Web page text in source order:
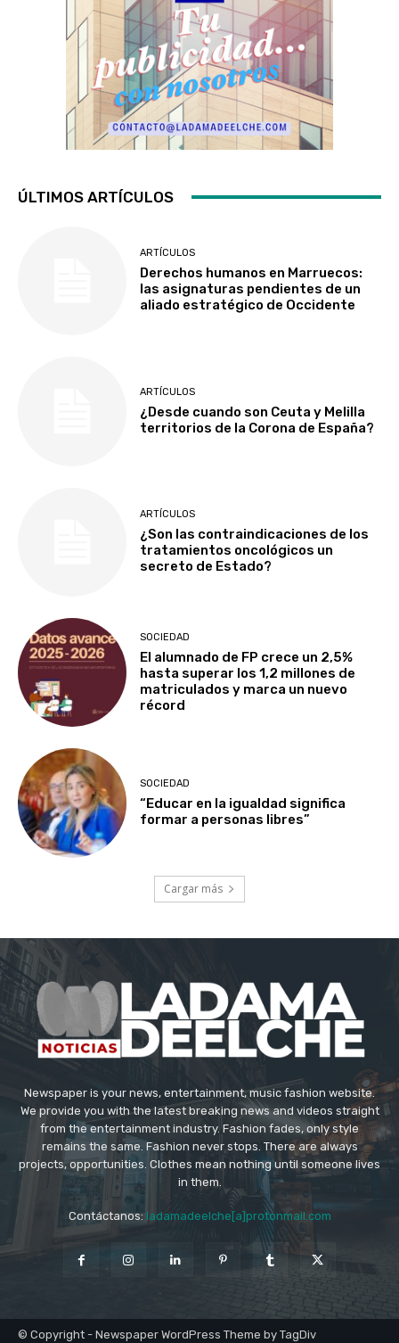
ÚLTIMOS ARTÍCULOS
ARTÍCULOS
Derechos humanos en Marruecos:
las asignaturas pendientes de un
aliado estratégico de Occidente
ARTÍCULOS
¿Desde cuando son Ceuta y Melilla
territorios de la Corona de España?
ARTÍCULOS
¿Son las contraindicaciones de los
tratamientos oncológicos un
secreto de Estado?
SOCIEDAD
El alumnado de FP crece un 2,5%
hasta superar los 1,2 millones de
matriculados y marca un nuevo
récord
SOCIEDAD
“Educar en la igualdad significa
formar a personas libres”
Cargar más
Newspaper is your news, entertainment, music fashion website.
We provide you with the latest breaking news and videos straight
from the entertainment industry. Fashion fades, only style
remains the same. Fashion never stops. There are always
projects, opportunities. Clothes mean nothing until someone lives
in them.
Contáctanos: ladamadeelche[a]protonmail.com
© Copyright - Newspaper WordPress Theme by TagDiv